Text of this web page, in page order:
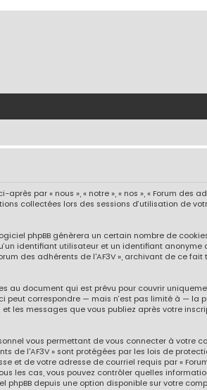
par « nous », « notre », « nos », « Forum des
collectées lors des sessions d’utilisation de
phpBB génèrera un certain nombre de
identifiant utilisateur et un identifiant anonyme
des adhérents de l'AF3V », archivant de ce fait
au document qui est prévu pour couvrir
peut correspondre — mais n’est pas limité à — la
les messages que vous publiez après votre
vous permettant de vous connecter à votre
de l'AF3V » sont protégées par les lois de
et de votre adresse de courriel requis par «
les cas, vous pouvez contrôler quelles
depuis une option disponible sur votre